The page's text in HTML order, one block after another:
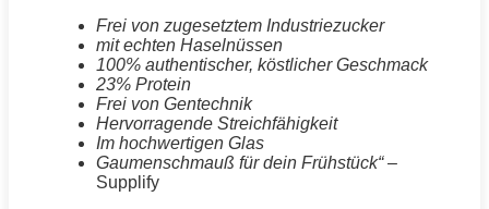
Frei von zugesetztem Industriezucker
mit echten Haselnüssen
100% authentischer, köstlicher Geschmack
23% Protein
Frei von Gentechnik
Hervorragende Streichfähigkeit
Im hochwertigen Glas
Gaumenschmauß für dein Frühstück“–
Supplify